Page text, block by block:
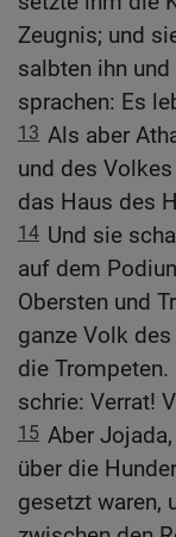
Zeugnis; und
salbten ihn
sprachen: Es
13 Als aber
und des
das Haus des
14 Und sie
auf dem
Obersten und
ganze Volk
die Trompeten.
schrie: Verrat!
15 Aber
über die
gesetzt waren,